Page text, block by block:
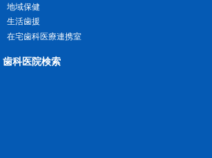
地域保健
生活歯援
在宅歯科医療連携室
歯科医院検索